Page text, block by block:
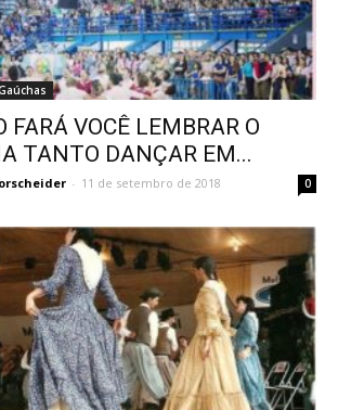
FARÁ VOCÊ LEMBRAR O
TANTO DANÇAR EM...
- 11 de setembro de 2018 0